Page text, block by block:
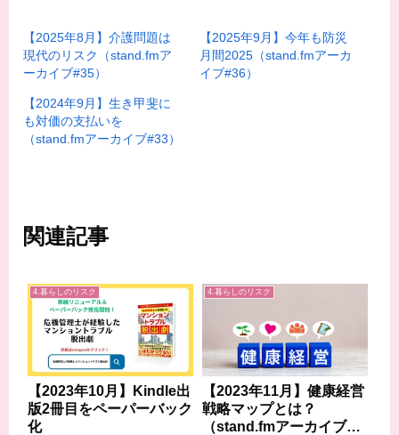
【2025年8月】介護問題は
現代のリスク（stand.fmア
ーカイブ#35）
【2025年9月】今年も防災
月間2025（stand.fmアーカ
イブ#36）
【2024年9月】生き甲斐に
も対価の支払いを
（stand.fmアーカイブ#33）
関連記事
4.暮らしのリスク
【2023年10月】Kindle出
版2冊目をペーパーバック
化
4.暮らしのリスク
【2023年11月】健康経営
戦略マップとは？
（stand.fmアーカイブ